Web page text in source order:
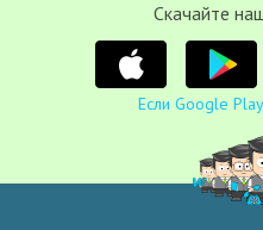
Cкачайте
Если Google